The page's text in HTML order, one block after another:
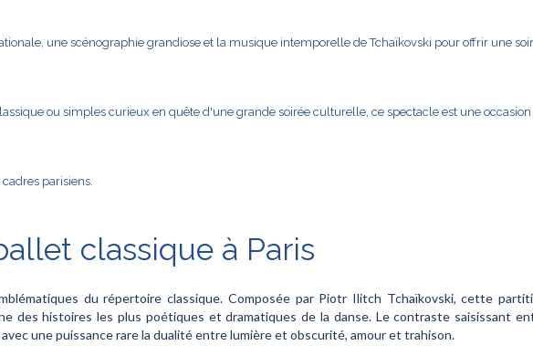
une scénographie grandiose et la musique intemporelle de Tchaïkovski pour offrir une
ou simples curieux en quête d'une grande soirée culturelle, ce spectacle est une occasion
parisiens.
classique à Paris
du répertoire classique. Composée par Piotr Ilitch Tchaïkovski, cette
des histoires les plus poétiques et dramatiques de la danse. Le contraste saisissant
une puissance rare la dualité entre lumière et obscurité, amour et trahison.